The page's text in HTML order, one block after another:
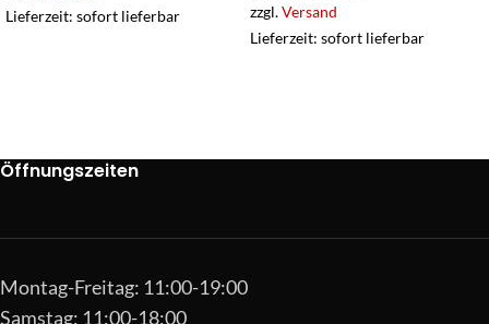
Lieferzeit: sofort lieferbar
zzgl.Versand
Lieferzeit: sofort lieferbar
Öffnungszeiten
Montag-Freitag: 11:00-19:00
Samstag: 11:00-18:00